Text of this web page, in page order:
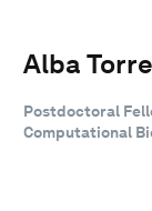
Alba
Postdoctoral
Computational